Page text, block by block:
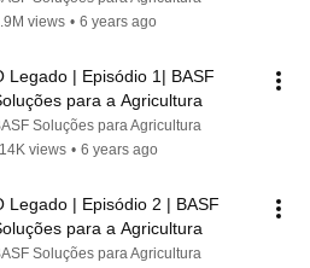
views • 6 years ago
Legado | Episódio 1| BASF
para a Agricultura
Soluções para Agricultura
views • 6 years ago
Legado | Episódio 2 | BASF
para a Agricultura
Soluções para Agricultura